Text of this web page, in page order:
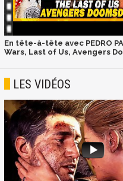
En tête-à-tête avec PEDRO
Wars, Last of Us, Avengers
LES VIDÉOS